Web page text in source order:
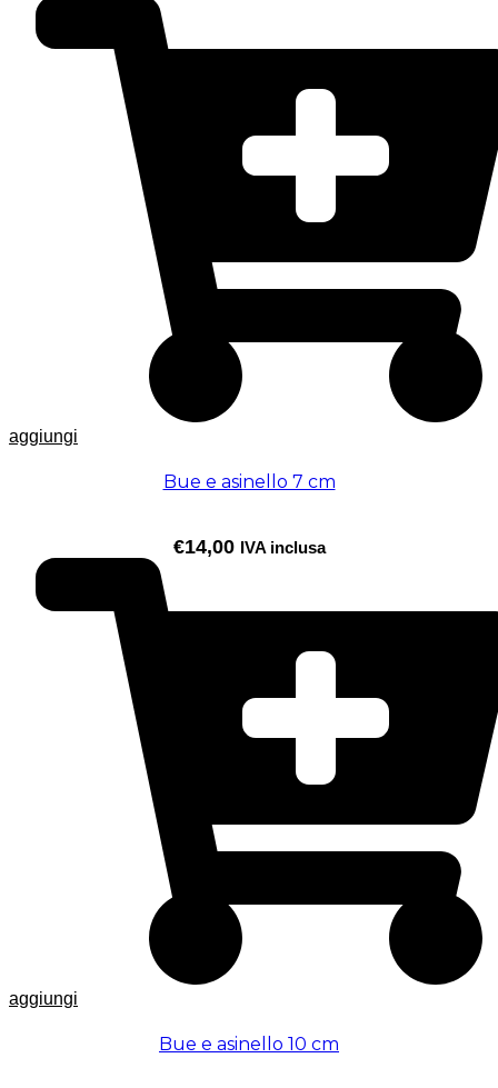
aggiungi
Bue e asinello 7 cm
€14,00 IVA inclusa
aggiungi
Bue e asinello 10 cm